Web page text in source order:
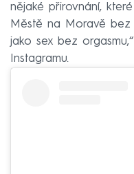
nějaké přirovnání,
Městě na Moravě bez
jako sex bez
Instagramu.